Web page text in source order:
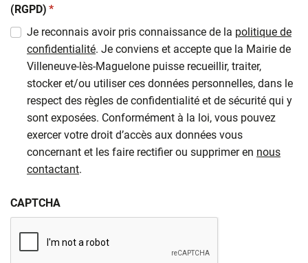
(RGPD) (obligatoire)
*
Je reconnais avoir pris connaissance de la politique de
confidentialité. Je conviens et accepte que la Mairie de
Villeneuve-lès-Maguelone puisse recueillir, traiter,
stocker et/ou utiliser ces données personnelles, dans le
respect des règles de confidentialité et de sécurité qui y
sont exposées. Conformément à la loi, vous pouvez
exercer votre droit d’accès aux données vous
concernant et les faire rectifier ou supprimer en nous
contactant.
CAPTCHA